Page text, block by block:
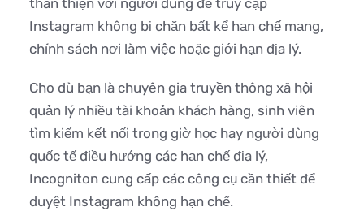
thân thiện với người dùng để truy cập
Instagram không bị chặn bất kể hạn chế mạng,
chính sách nơi làm việc hoặc giới hạn địa lý.
Cho dù bạn là chuyên gia truyền thông xã hội
quản lý nhiều tài khoản khách hàng, sinh viên
tìm kiếm kết nối trong giờ học hay người dùng
quốc tế điều hướng các hạn chế địa lý,
Incogniton cung cấp các công cụ cần thiết để
duyệt Instagram không hạn chế.